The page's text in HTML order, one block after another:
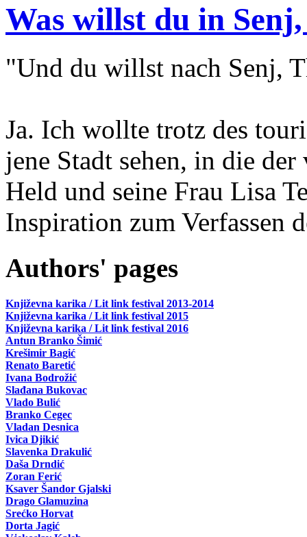
Was willst du in
"Und du willst nach Senj,
Ja. Ich wollte trotz des
jene Stadt sehen, in die
Held und seine Frau Lisa
Inspiration zum Verfassen
Authors' pages
Književna karika / Lit link festival 2013-2014
Književna karika / Lit link festival 2015
Književna karika / Lit link festival 2016
Antun Branko Šimić
Krešimir Bagić
Renato Baretić
Ivana Bodrožić
Slađana Bukovac
Vlado Bulić
Branko Cegec
Vladan Desnica
Ivica Djikić
Slavenka Drakulić
Daša Drndić
Zoran Ferić
Ksaver Šandor Gjalski
Drago Glamuzina
Srećko Horvat
Dorta Jagić